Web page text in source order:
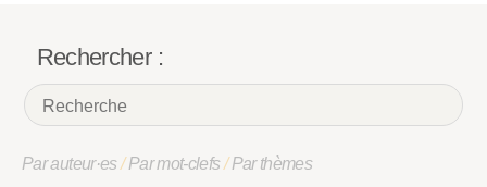
Rechercher :
Par auteur·es/Par mot-clefs/Par thèmes